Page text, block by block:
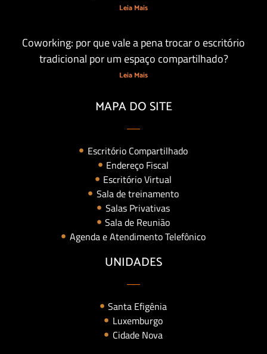
Leia Mais
Coworking: por que vale a pena trocar o escritório
tradicional por um espaço compartilhado?
Leia Mais
MAPA DO SITE
Escritório Compartilhado
Endereço Fiscal
Escritório Virtual
Sala de treinamento
Salas Privativas
Sala de Reunião
Agenda e Atendimento Telefônico
UNIDADES
Santa Efigênia
Luxemburgo
Cidade Nova